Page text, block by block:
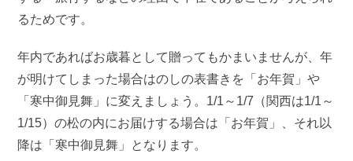
るためです。
年内であればお歳暮として贈ってもかまいませんが、年
が明けてしまった場合はのしの表書きを「お年賀」や
「寒中御見舞」に変えましょう。1/1～1/7（関西は1/1～
1/15）の松の内にお届けする場合は「お年賀」、それ以
降は「寒中御見舞」となります。